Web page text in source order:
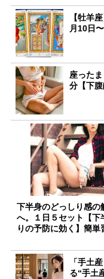
【牡羊
月10日
座った
分【下
下半身のどっしり感の
へ。１日５セット【下
りの予防に効く】簡単
「手土
る“手土